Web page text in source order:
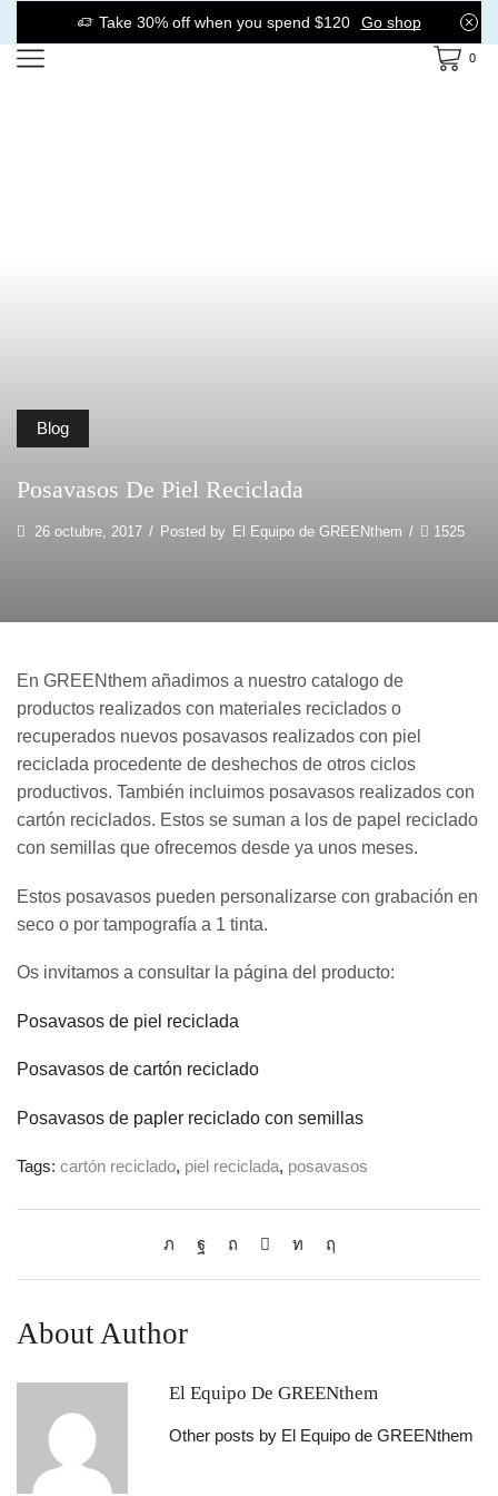
Take 30% off when you spend $120 Go shop
0
Blog
Posavasos De Piel Reciclada
26 octubre, 2017 / Posted by El Equipo de GREENthem / 1525
En GREENthem añadimos a nuestro catalogo de
productos realizados con materiales reciclados o
recuperados nuevos posavasos realizados con piel
reciclada procedente de deshechos de otros ciclos
productivos. También incluimos posavasos realizados con
cartón reciclados. Estos se suman a los de papel reciclado
con semillas que ofrecemos desde ya unos meses.
Estos posavasos pueden personalizarse con grabación en
seco o por tampografía a 1 tinta.
Os invitamos a consultar la página del producto:
Posavasos de piel reciclada
Posavasos de cartón reciclado
Posavasos de papler reciclado con semillas
Tags: cartón reciclado, piel reciclada, posavasos
About Author
El Equipo De GREENthem
Other posts by El Equipo de GREENthem